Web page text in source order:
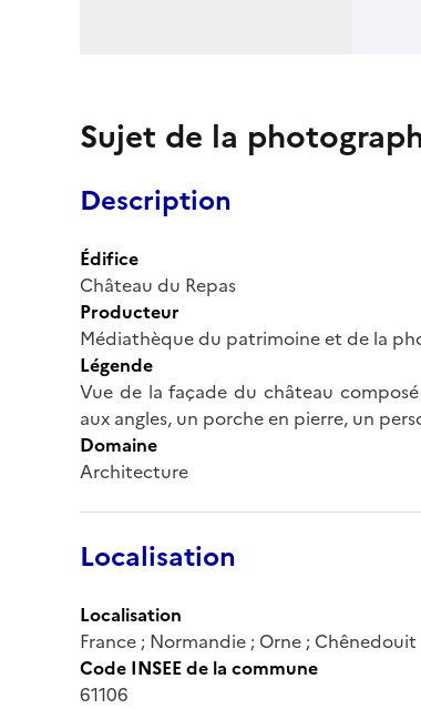
Sujet de la
Description
Édifice
Château du Repas
Producteur
Médiathèque du patrimoine et de la
Légende
Vue de la façade du château
aux angles, un porche en pierre, un
Domaine
Architecture
Localisation
Localisation
France ; Normandie ; Orne ; Chênedouit
Code INSEE de la commune
61106